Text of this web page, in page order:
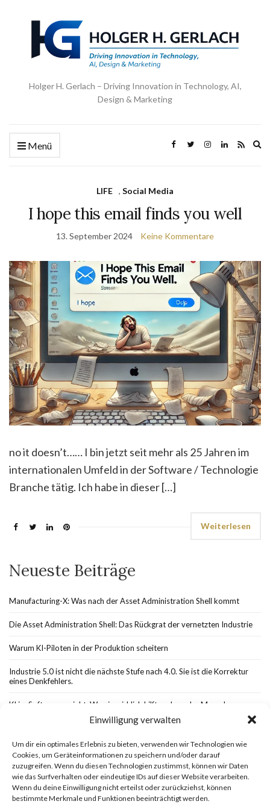
Einwilligung verwalten
Um dir ein optimales Erlebnis zu bieten, verwenden wir Technologien wie
Cookies, um Geräteinformationen zu speichern und/oder darauf
zuzugreifen. Wenn du diesen Technologien zustimmst, können wir Daten
wie das Surfverhalten oder eindeutige IDs auf dieser Website verarbeiten.
Wenn du deine Einwilligung nicht erteilst oder zurückziehst, können
bestimmte Merkmale und Funktionen beeinträchtigt werden.
Holger H. Gerlach – Driving Innovation in Technology, AI,
Design & Marketing
Menü
LIFE , Social Media
I hope this email finds you well
13. September 2024 Keine Kommentare
no it doesn’t…… I bin jetzt seit mehr als 25 Jahren im
internationalen Umfeld in der Software / Technologie
Branche tätig. Ich habe in dieser […]
Weiterlesen
Neueste Beiträge
Manufacturing-X: Was nach der Asset Administration Shell kommt
Die Asset Administration Shell: Das Rückgrat der vernetzten Industrie
Warum KI-Piloten in der Produktion scheitern
Industrie 5.0 ist nicht die nächste Stufe nach 4.0. Sie ist die Korrektur
eines Denkfehlers.
KI im Softwareprojekt: Wo sie wirklich hilft und wo der Mensch
Cookie-Richtlinie (EU)
Datenschutzerklärung
Holger H. Gerlach KI und Digitalisierung
Impressum